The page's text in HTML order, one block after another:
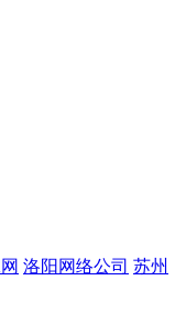
洛阳网络公司 苏州